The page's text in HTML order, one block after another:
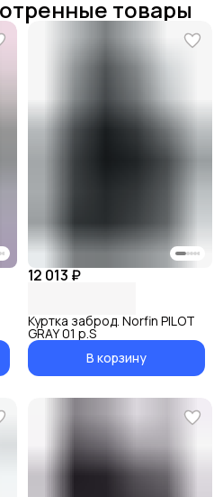
товары
12 013 ₽
Куртка заброд. Norfin PILOT
GRAY 01 р.S
В корзину